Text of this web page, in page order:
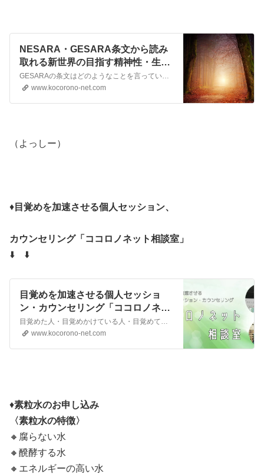
NESARA・GESARA条文から読み
取れる新世界の目指す精神性・生き
方とは？ | ココロノネット
GESARAの条文はどのようなことを言っているのでしょうか。意外にしっかり読んだことのない人もいるかもしれません。そこで今回はGESARA法の条文を紹介しながら、GESARA発動後の世界が目指している精神性や生き方を読み取ってみよう、と言う記事です。
www.kocorono-net.com
（よっしー）
♦️ 目覚めを加速させる個人セッション、
カウンセリング「ココロノネット相談室」
⬇️ ⬇️
目覚めを加速させる個人セッショ
ン・カウンセリング「ココロノネッ
ト相談室」 | ココロノネット
目覚めた人・目覚めかけている人・目覚めているか自信のない人に向けた、新世界を目指す人のお悩み相談・カウンセリングを行っています！ 悩みの答えはすべて自分の中にあります。カウンセリングはその答えを引き出すお手伝いをすることです。仏教の考え方をもとに、心理学の知見も活かしながら解決策を一緒に考えます。
www.kocorono-net.com
♦️素粒水のお申し込み
〈素粒水の特徴〉
🔸腐らない水
🔸醗酵する水
🔸エネルギーの高い水